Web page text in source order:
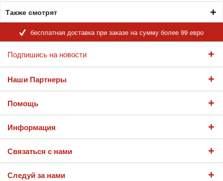
Также смотрят
бесплатная доставка при заказе на сумму более 99 евро
Подпишись на новости
Наши Партнеры
Помощь
Информация
Связаться с нами
Следуй за нами